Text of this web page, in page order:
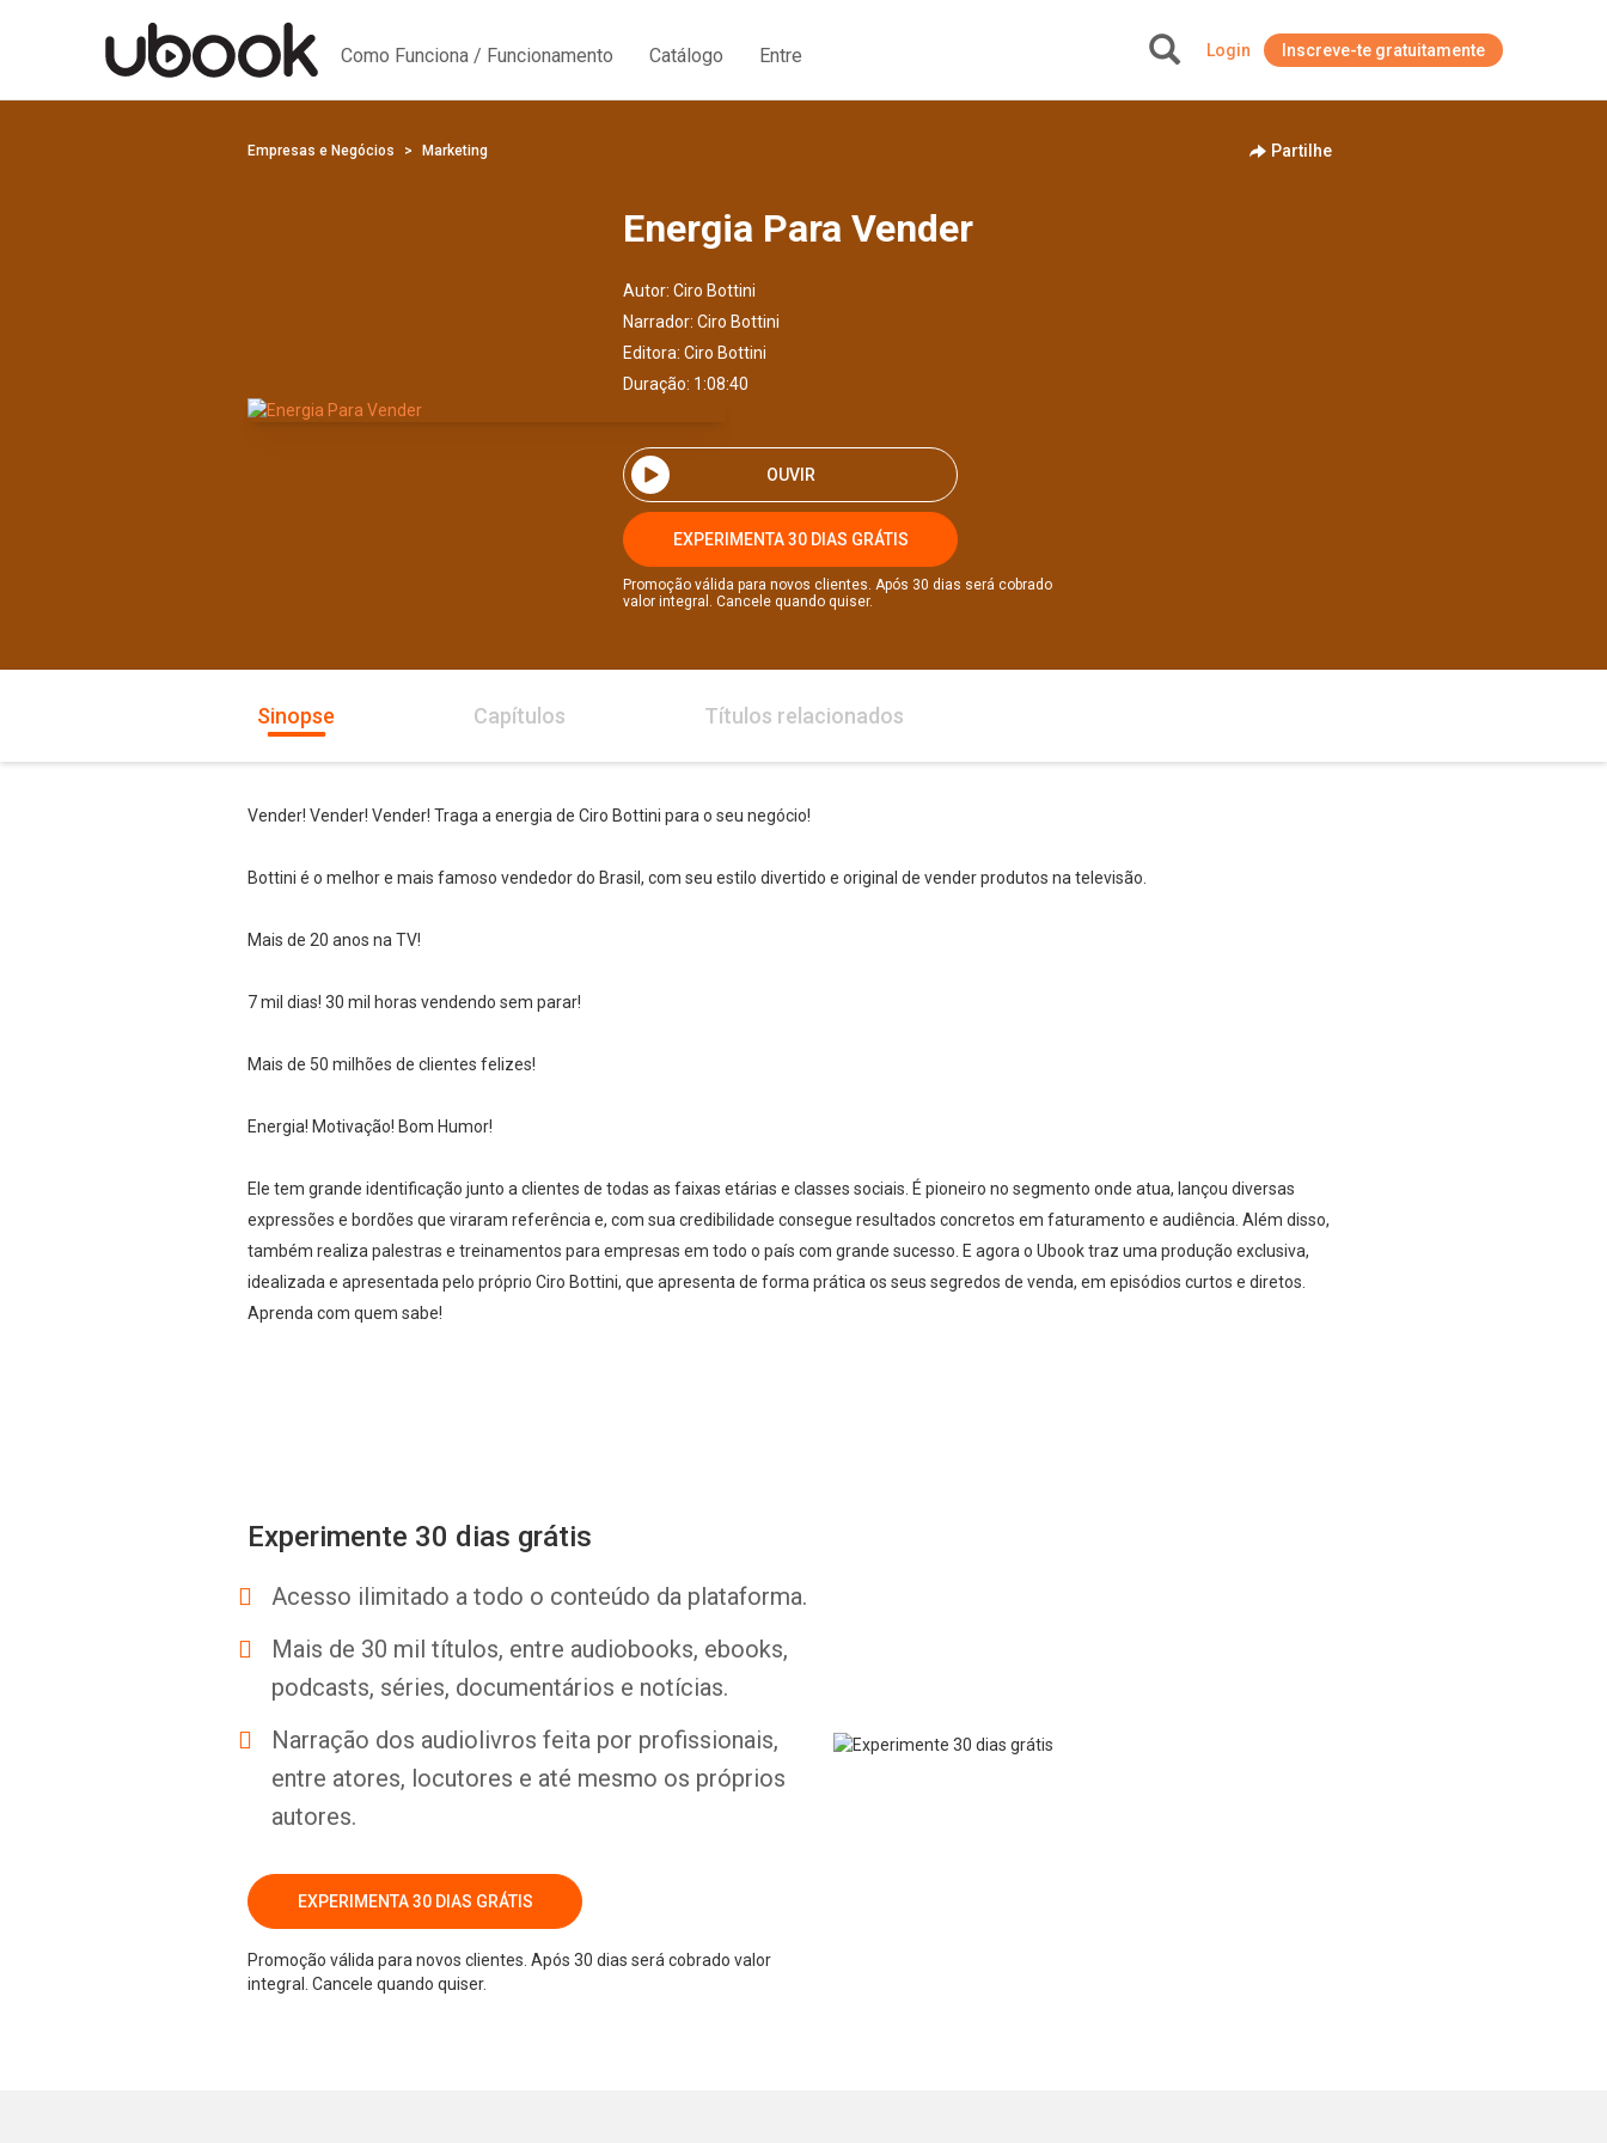
Como Funciona / Funcionamento Catálogo Entre Login Inscreve-te gratuitamente
Empresas e Negócios Marketing Partilhe
Energia Para Vender
Autor: Ciro Bottini
Narrador: Ciro Bottini
Editora: Ciro Bottini
Duração: 1:08:40
OUVIR
EXPERIMENTA 30 DIAS GRÁTIS
Promoção válida para novos clientes. Após 30 dias será cobrado
valor integral. Cancele quando quiser.
Sinopse Capítulos Títulos relacionados
Vender! Vender! Vender! Traga a energia de Ciro Bottini para o seu negócio!
Bottini é o melhor e mais famoso vendedor do Brasil, com seu estilo divertido e original de vender produtos na televisão.
Mais de 20 anos na TV!
7 mil dias! 30 mil horas vendendo sem parar!
Mais de 50 milhões de clientes felizes!
Energia! Motivação! Bom Humor!
Ele tem grande identificação junto a clientes de todas as faixas etárias e classes sociais. É pioneiro no segmento onde atua, lançou diversas
expressões e bordões que viraram referência e, com sua credibilidade consegue resultados concretos em faturamento e audiência. Além disso,
também realiza palestras e treinamentos para empresas em todo o país com grande sucesso. E agora o Ubook traz uma produção exclusiva,
idealizada e apresentada pelo próprio Ciro Bottini, que apresenta de forma prática os seus segredos de venda, em episódios curtos e diretos.
Aprenda com quem sabe!
Experimente 30 dias grátis
Acesso ilimitado a todo o conteúdo da plataforma.
Mais de 30 mil títulos, entre audiobooks, ebooks,
podcasts, séries, documentários e notícias.
Narração dos audiolivros feita por profissionais,
entre atores, locutores e até mesmo os próprios
autores.
EXPERIMENTA 30 DIAS GRÁTIS
Promoção válida para novos clientes. Após 30 dias será cobrado valor
integral. Cancele quando quiser.